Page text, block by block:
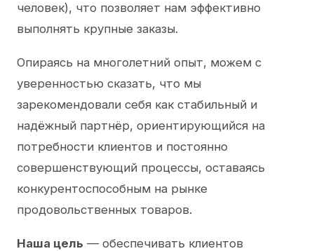
человек), что позволяет нам эффективно
выполнять крупные заказы.
Опираясь на многолетний опыт, можем с
уверенностью сказать, что мы
зарекомендовали себя как стабильный и
надёжный партнёр, ориентирующийся на
потребности клиентов и постоянно
совершенствующий процессы, оставаясь
конкурентоспособным на рынке
продовольственных товаров.
Наша цель — обеспечивать клиентов